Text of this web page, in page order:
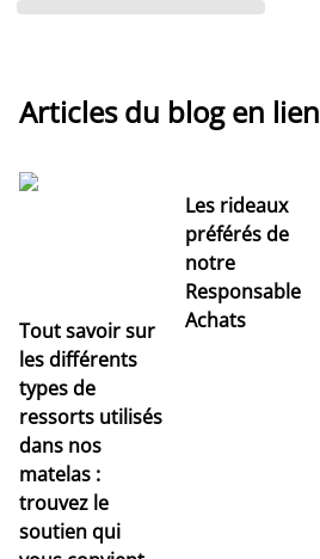
Articles du blog en lien
Tout savoir sur
les différents
types de
ressorts utilisés
dans nos
matelas :
trouvez le
soutien qui
Les rideaux
préférés de
notre
Responsable
Achats